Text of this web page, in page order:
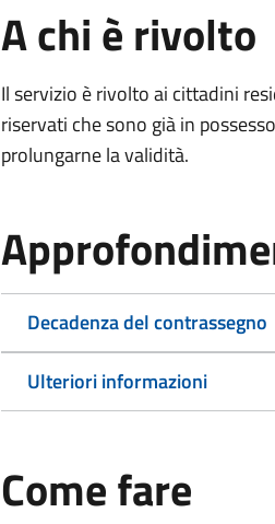
A chi è rivolto
Il servizio è rivolto ai cittadini
riservati che sono già in
prolungarne la validità.
Decadenza del contrassegno
Ulteriori informazioni
Come fare